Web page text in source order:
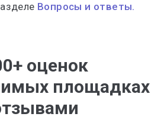
Вопросы и ответы.
оценок
площадках